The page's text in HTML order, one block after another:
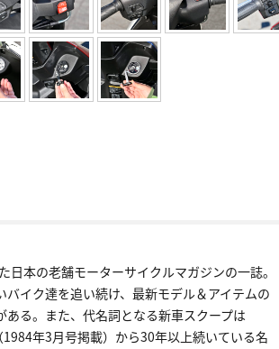
日本の老舗モーターサイクルマガジンの一誌。
バイク達を追い続け、最新モデル＆アイテムの
ある。また、代名詞となる新車スクープは
年3月号掲載）から30年以上続いている名